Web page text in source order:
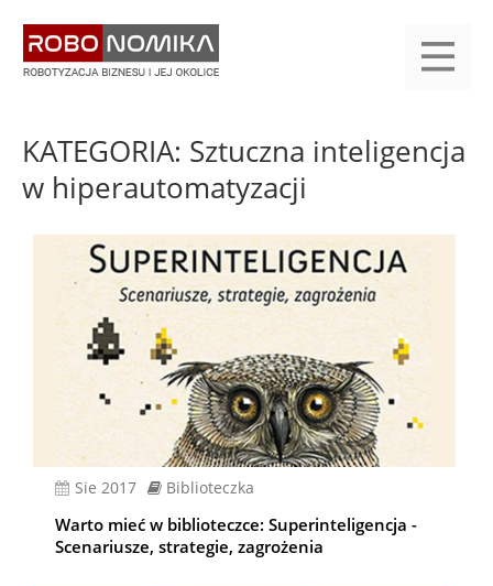
treści
yasne
main
menu
KATEGORIA: Sztuczna inteligencja
w hiperautomatyzacji
sie 2017 Biblioteczka
Warto mieć w biblioteczce: Superinteligencja -
Scenariusze, strategie, zagrożenia